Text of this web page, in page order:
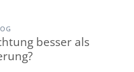
besser als